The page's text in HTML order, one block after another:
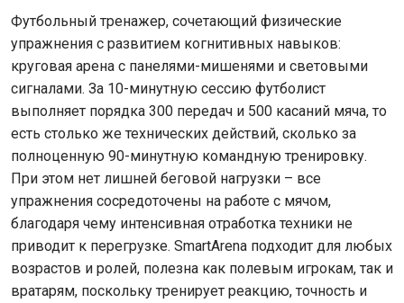
Футбольный тренажер, сочетающий физические
упражнения с развитием когнитивных навыков:
круговая арена с панелями-мишенями и световыми
сигналами. За 10-минутную сессию футболист
выполняет порядка 300 передач и 500 касаний мяча, то
есть столько же технических действий, сколько за
полноценную 90-минутную командную тренировку.
При этом нет лишней беговой нагрузки – все
упражнения сосредоточены на работе с мячом,
благодаря чему интенсивная отработка техники не
приводит к перегрузке. SmartArena подходит для любых
возрастов и ролей, полезна как полевым игрокам, так и
вратарям, поскольку тренирует реакцию, точность и